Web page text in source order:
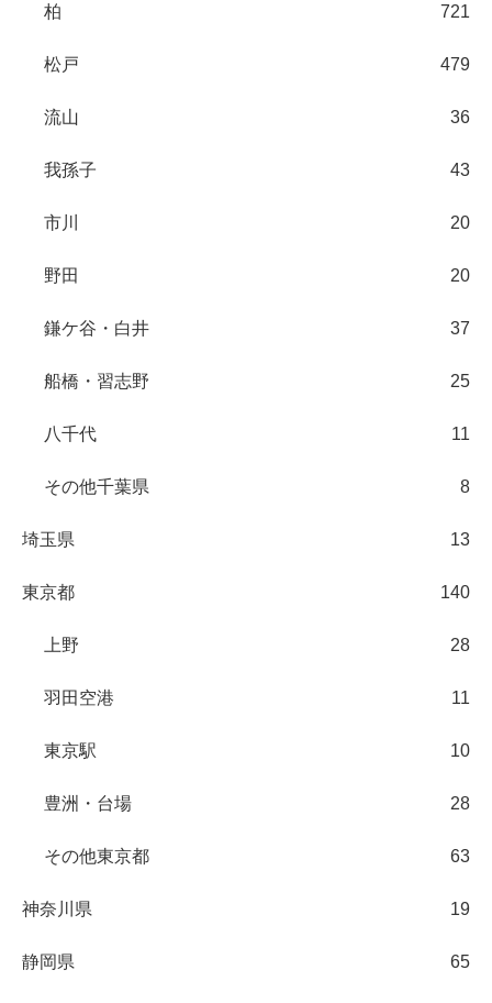
柏 721
松戸 479
流山 36
我孫子 43
市川 20
野田 20
鎌ケ谷・白井 37
船橋・習志野 25
八千代 11
その他千葉県 8
埼玉県 13
東京都 140
上野 28
羽田空港 11
東京駅 10
豊洲・台場 28
その他東京都 63
神奈川県 19
静岡県 65